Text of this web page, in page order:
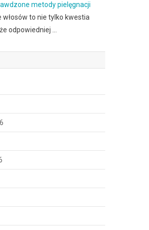
metody pielęgnacji
włosów to nie tylko kwestia
odpowiedniej …